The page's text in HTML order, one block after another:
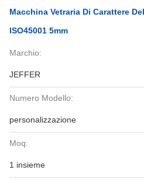
Macchina Vetraria Di Carattere
ISO45001 5mm
Marchio:
JEFFER
Numero Modello:
personalizzazione
Moq:
1 insieme